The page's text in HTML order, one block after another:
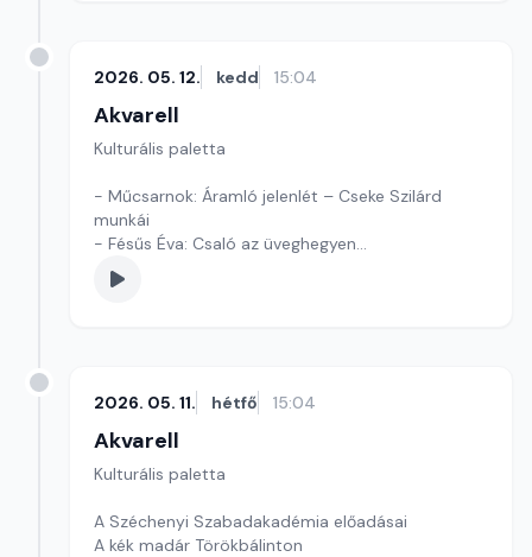
2026. 05. 12. kedd 15:04
Akvarell
Kulturális paletta
- Műcsarnok: Áramló jelenlét – Cseke Szilárd
munkái
- Fésűs Éva: Csaló az üveghegyen
- Kultúrmorzsák
Szerkesztő: Tóth J. András
2026. 05. 11. hétfő 15:04
Akvarell
Kulturális paletta
A Széchenyi Szabadakadémia előadásai
A kék madár Törökbálinton